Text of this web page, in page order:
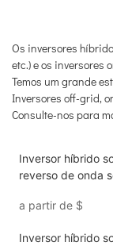
Os inversores
etc.) e os inversores
Temos um grande
Inversores off-grid,
Consulte-nos para
Inversor híbrido
reverso de onda
a partir de $
Inversor híbrido